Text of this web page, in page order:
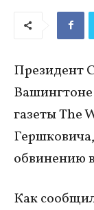
Президент
газеты The
обвинению
Как